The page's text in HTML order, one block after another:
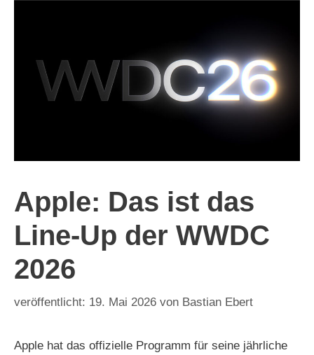
Apple: Das ist das
Line-Up der WWDC
2026
19. Mai 2026 von Bastian Ebert
Apple hat das offizielle Programm für seine jährliche